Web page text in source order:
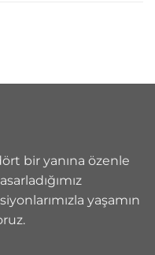
bir yanına özenle
yaşamın